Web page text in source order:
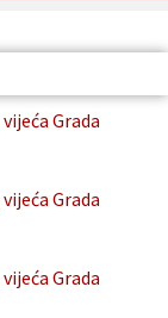
Grada
Grada
Grada